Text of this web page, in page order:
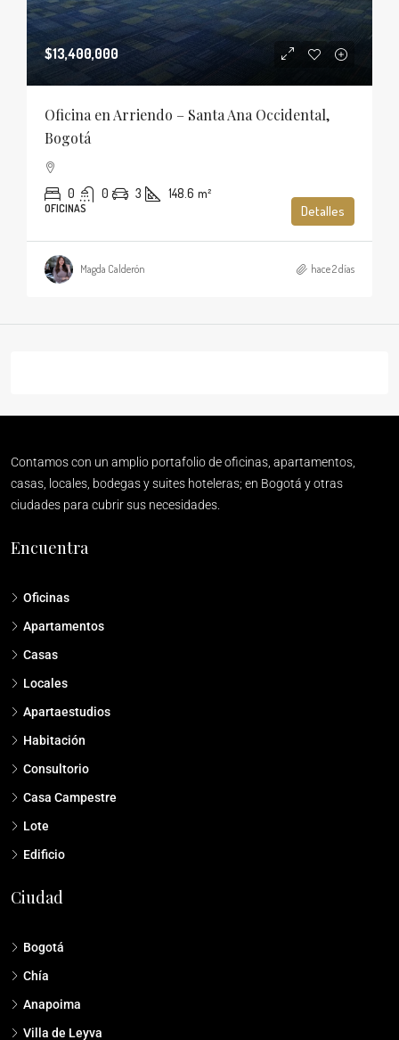
$13,400,000
Oficina en Arriendo – Santa Ana Occidental,
Bogotá
0 0 3 148.6 m²
OFICINAS Detalles
Magda Calderón hace 2 días
Contamos con un amplio portafolio de oficinas, apartamentos,
casas, locales, bodegas y suites hoteleras; en Bogotá y otras
ciudades para cubrir sus necesidades.
Encuentra
Oficinas
Apartamentos
Casas
Locales
Apartaestudios
Habitación
Consultorio
Casa Campestre
Lote
Edificio
Ciudad
Bogotá
Chía
Anapoima
Villa de Leyva